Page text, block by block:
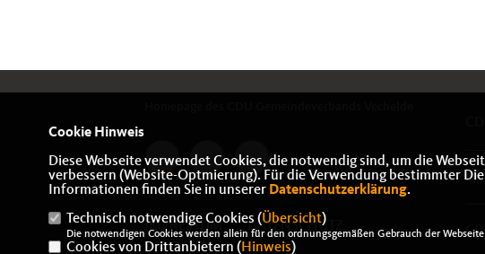
IMPRESSUM
DATENSCHUTZ
KONTAKT
Cookie Hinweis
Diese Webseite verwendet Cookies, die notwendig sind, um die
verbessern (Website-Optmierung). Für die Verwendung bestimmter
Informationen finden Sie in unserer Datenschutzerklärung.
Technisch notwendige Cookies (Übersicht)
Die notwendigen Cookies werden allein für den ordnungsgemäßen Gebrauch der
Cookies von Drittanbietern ( Hinweis)